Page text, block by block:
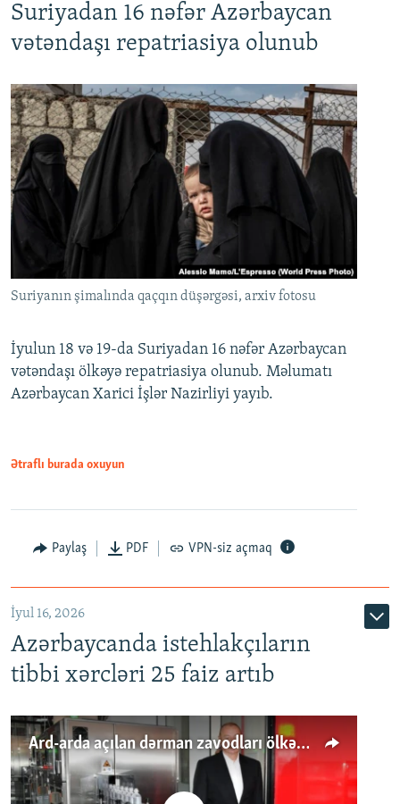
Suriyadan 16 nəfər Azərbaycan
vətəndaşı repatriasiya olunub
Suriyanın şimalında qaçqın düşərgəsi, arxiv fotosu
İyulun 18 və 19-da Suriyadan 16 nəfər Azərbaycan
vətəndaşı ölkəyə repatriasiya olunub. Məlumatı
Azərbaycan Xarici İşlər Nazirliyi yayıb.
Ətraflı burada oxuyun
Paylaş PDF VPN-siz açmaq
İyul 16, 2026
Azərbaycanda istehlakçıların
tibbi xərcləri 25 faiz artıb
Ard-arda açılan dərman zavodları ölkənin tələbatını ödəyirmi?